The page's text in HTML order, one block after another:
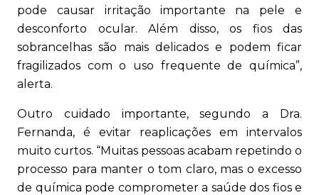
pode causar irritação importante na pele e
desconforto ocular. Além disso, os fios das
sobrancelhas são mais delicados e podem ficar
fragilizados com o uso frequente de química”,
alerta.
Outro cuidado importante, segundo a Dra.
Fernanda, é evitar reaplicações em intervalos
muito curtos. “Muitas pessoas acabam repetindo o
processo para manter o tom claro, mas o excesso
de química pode comprometer a saúde dos fios e